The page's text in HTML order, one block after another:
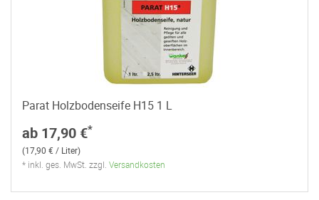
Parat Holzbodenseife H15 1 L
ab 17,90 €*
(17,90 € / Liter)
* inkl. ges. MwSt. zzgl. Versandkosten